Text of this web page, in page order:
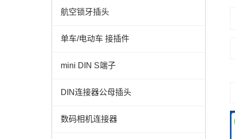
航空锁牙插头
单车/电动车 接插件
mini DIN S端子
DIN连接器公母插头
数码相机连接器